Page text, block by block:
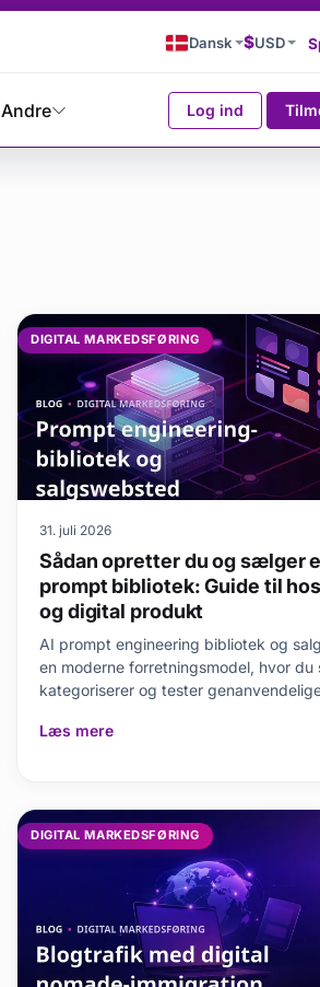
Dansk $USD
Andre Log ind
DIGITAL MARKEDSFØRING
31. juli 2026
Sådan opretter du og sælger
prompt bibliotek: Guide til
og digital produkt
AI prompt engineering bibliotek og
en moderne forretningsmodel, hvor du
kategoriserer og tester
Læs mere
DIGITAL MARKEDSFØRING